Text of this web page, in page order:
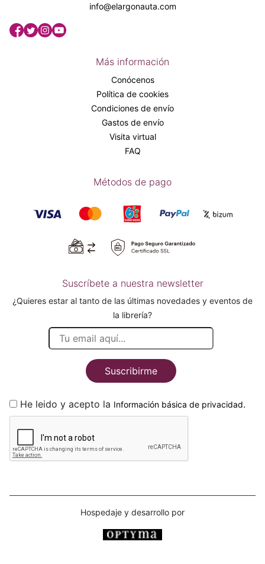
info@elargonauta.com
Más información
Conócenos
Política de cookies
Condiciones de envío
Gastos de envío
Visita virtual
FAQ
Métodos de pago
Suscríbete a nuestra newsletter
¿Quieres estar al tanto de las últimas novedades y eventos de
la librería?
Suscribirme
He leido y acepto la Información básica de privacidad.
Hospedaje y desarrollo por